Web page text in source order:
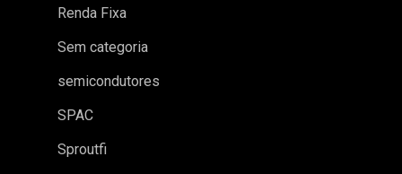
Renda Fixa
Sem categoria
semicondutores
SPAC
Sproutfi